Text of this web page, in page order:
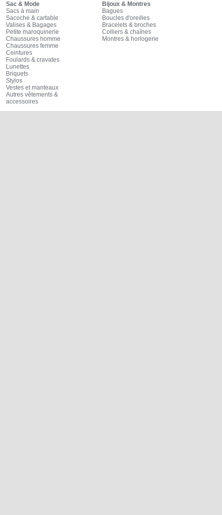
Sac & Mode
Sacs à main
Sacoche & cartable
Valises & Bagages
Petite maroquinerie
Chaussures homme
Chaussures femme
Ceintures
Foulards & cravates
Lunettes
Briquets
Stylos
Vestes et manteaux
Autres vêtements &
accessoires
Bijoux & Montres
Bagues
Boucles d'oreilles
Bracelets & broches
Colliers & chaînes
Montres & horlogerie